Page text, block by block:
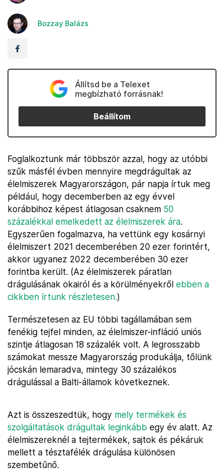
Bozzay Balázs
Állítsd be a Telexet
megbízható forrásnak!
Beállítom
Foglalkoztunk már többször azzal, hogy az utóbbi
szűk másfél évben mennyire megdrágultak az
élelmiszerek Magyarországon, pár napja írtuk meg
például, hogy decemberben az egy évvel
korábbihoz képest átlagosan csaknem 50
százalékkal emelkedett az élelmiszerek ára.
Egyszerűen fogalmazva, ha vettünk egy kosárnyi
élelmiszert 2021 decemberében 20 ezer forintért,
akkor ugyanez 2022 decemberében 30 ezer
forintba került. (Az élelmiszerek páratlan
drágulásának okairól és a körülményekről ebben a
cikkben írtunk részletesen.)
Természetesen az EU többi tagállamában sem
fenékig tejfel minden, az élelmiszer-infláció uniós
szintje átlagosan 18 százalék volt. A legrosszabb
számokat messze Magyarország produkálja, tőlünk
jócskán lemaradva, mintegy 30 százalékos
drágulással a Balti-államok következnek.
Azt is összeszedtük, hogy mely termékek és
szolgáltatások drágultak leginkább egy év alatt. Az
élelmiszereknél a tejtermékek, sajtok és pékáruk
mellett a tésztafélék drágulása különösen
szembetűnő.